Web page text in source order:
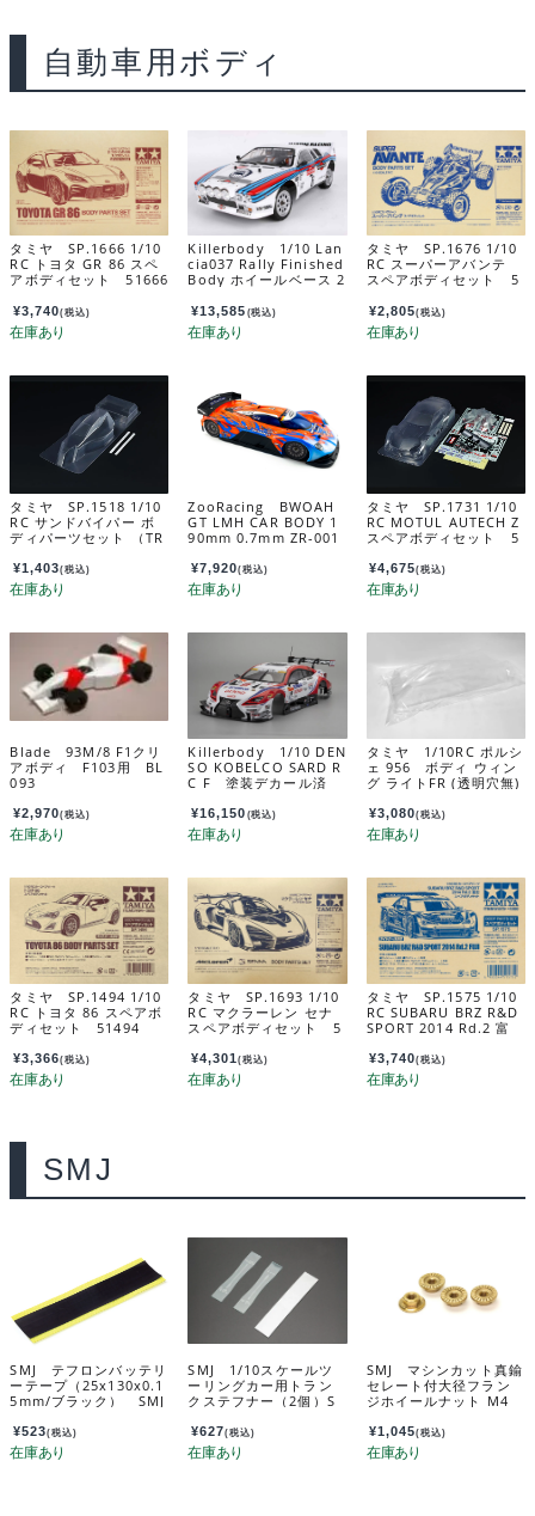
自動車用ボディ
タミヤ SP.1666 1/10
RC トヨタ GR 86 スペ
アボディセット 51666
¥3,740(税込)
Killerbody 1/10 Lan
cia037 Rally Finished
Body ホイールベース 2
ル済み 195mｍ 48840
¥13,585 (税込)
タミヤ SP.1676 1/10
RC スーパーアバンテ
スペアボディセット 5
¥2,805(税込)
タミヤ SP.1518 1/10
RC サンドバイパー ボ
ディパーツセット （TR
8
¥1,403(税込)
ZooRacing BWOAH
GT LMH CAR BODY 1
90mm 0.7mm ZR-001
¥7,920(税込)
タミヤ SP.1731 1/10
RC MOTUL AUTECH Z
スペアボディセット 5
¥4,675(税込)
Blade 93M/8 F1クリ
アボディ F103用 BL
093
¥2,970(税込)
Killerbody 1/10 DEN
SO KOBELCO SARD R
C F 塗装デカール済
¥16,150 (税込)
タミヤ 1/10RC ポルシ
ェ 956 ボディ ウィン
グ ライトFR (透明穴無)
ービスパーツ 198035
06-000
¥3,080(税込)
タミヤ SP.1494 1/10
RC トヨタ 86 スペアボ
ディセット 51494
¥3,366(税込)
タミヤ SP.1693 1/10
RC マクラーレン セナ
スペアボディセット 5
¥4,301(税込)
タミヤ SP.1575 1/10
RC SUBARU BRZ R&D
SPORT 2014 Rd.2 富
5
¥3,740(税込)
SMJ
SMJ テフロンバッテリ
ーテープ（25x130x0.1
5mm/ブラック） SMJ
¥523(税込)
SMJ 1/10スケールツ
ーリングカー用トラン
クステフナー（2個）S
¥627(税込)
SMJ マシンカット真鍮
セレート付大径フラン
ジホイールナット M4
¥1,045(税込)